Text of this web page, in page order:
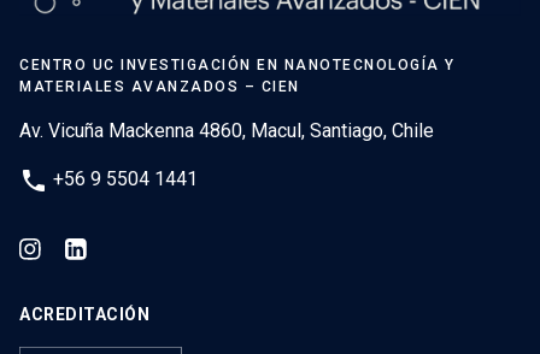
CENTRO UC INVESTIGACIÓN EN NANOTECNOLOGÍA Y
MATERIALES AVANZADOS – CIEN
Av. Vicuña Mackenna 4860, Macul, Santiago, Chile
phone +56 9 5504 1441
ACREDITACIÓN